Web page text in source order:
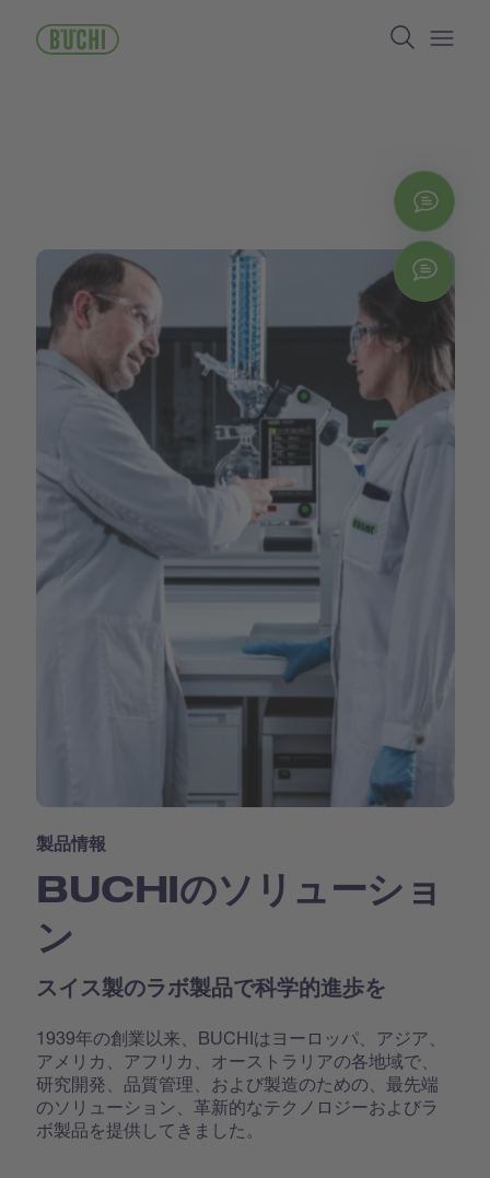
Search
製品情報
BUCHIのソリューショ
ン
スイス製のラボ製品で科学的進歩を
1939年の創業以来、BUCHIはヨーロッパ、アジア、
アメリカ、アフリカ、オーストラリアの各地域で、
研究開発、品質管理、および製造のための、最先端
のソリューション、革新的なテクノロジーおよびラ
ボ製品を提供してきました。